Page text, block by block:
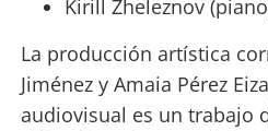
Kirill Zheleznov
La producción artística
Jiménez y Amaia Pérez
audiovisual es un trabajo